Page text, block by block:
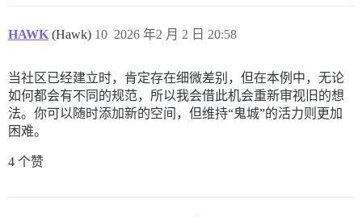
HAWK (Hawk) 2026 年2 月 2 日 20:58
10
当社区已经建立时，肯定存在细微差别，但在本例中，无论
如何都会有不同的规范，所以我会借此机会重新审视旧的想
法。你可以随时添加新的空间，但维持“鬼城”的活力则更加
困难。
4 个赞